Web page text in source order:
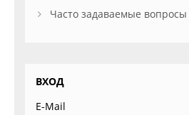
Часто задаваемые вопросы
ВХОД
E-Mail